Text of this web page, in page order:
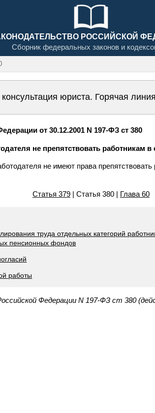
РОССИЙСКОЙ
Сборник федеральных законов и
юриста. Горячая
от 30.12.2001 N 197-ФЗ ст 380
не препятствовать работникам
не имеют права
Статья 379| Статья 380 | Глава 60
труда отдельных категорий
пенсионных фондов
работы
Федерации N 197-ФЗ ст 380